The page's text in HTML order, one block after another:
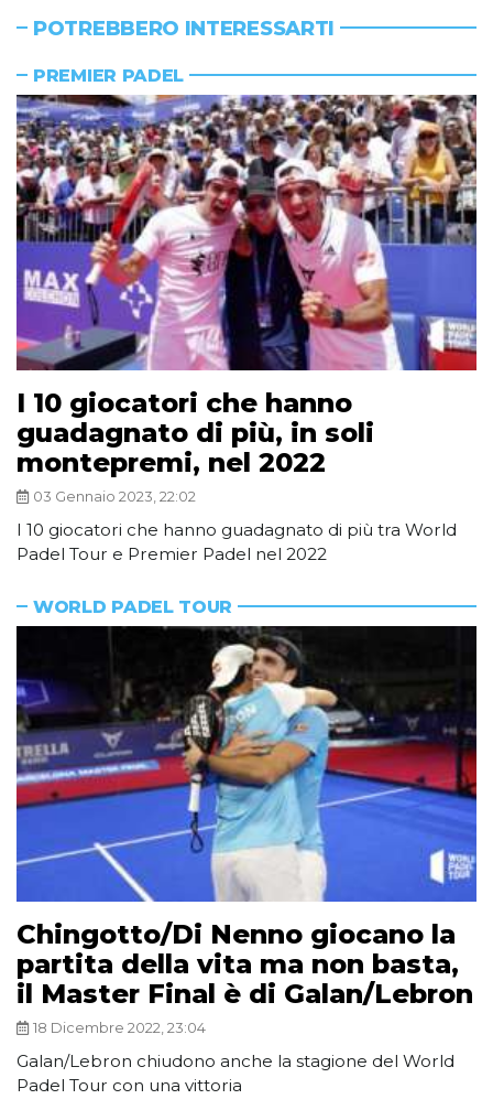
POTREBBERO INTERESSARTI
PREMIER PADEL
I 10 giocatori che hanno
guadagnato di più, in soli
montepremi, nel 2022
03 Gennaio 2023, 22:02
I 10 giocatori che hanno guadagnato di più tra World
Padel Tour e Premier Padel nel 2022
WORLD PADEL TOUR
Chingotto/Di Nenno giocano la
partita della vita ma non basta,
il Master Final è di Galan/Lebron
18 Dicembre 2022, 23:04
Galan/Lebron chiudono anche la stagione del World
Padel Tour con una vittoria